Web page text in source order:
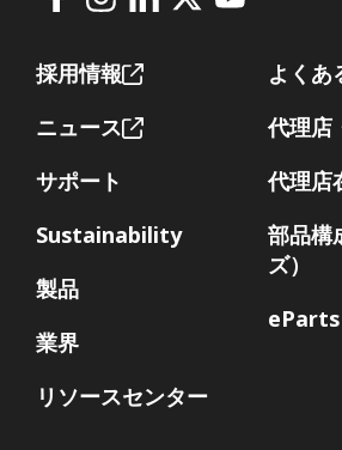
Footer
採用情報
ニュース
サポート
Sustainability
製品
業界
リソースセンター
よくあ
代理店
代理店
部品構
ズ）
eParts